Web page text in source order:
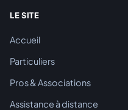
LE SITE
Accueil
Particuliers
Pros & Associations
Assistance à distance